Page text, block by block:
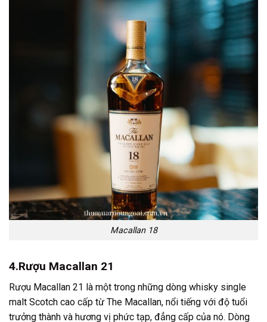
Macallan 18
4.Rượu Macallan 21
Rượu Macallan 21 là một trong những dòng whisky single
malt Scotch cao cấp từ The Macallan, nổi tiếng với độ tuổi
trưởng thành và hương vị phức tạp, đẳng cấp của nó. Dòng